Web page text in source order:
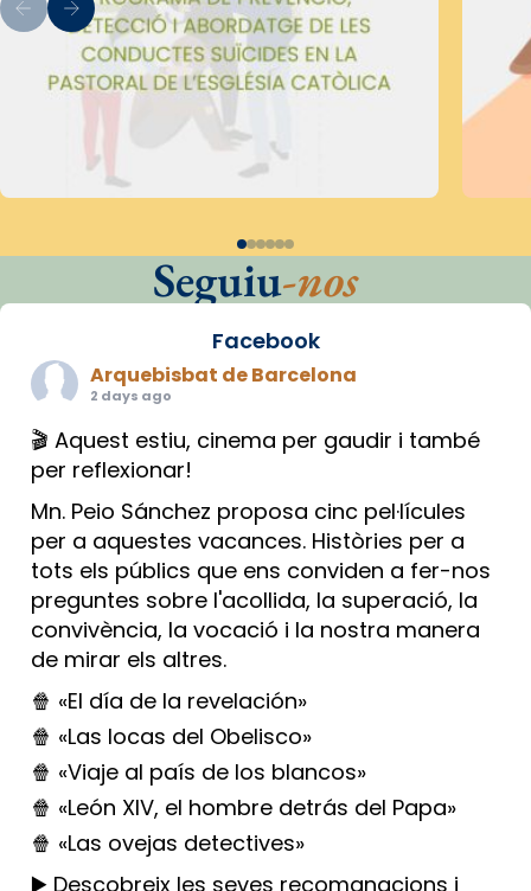
Seguiu-nos
Facebook
Arquebisbat de Barcelona
2 days ago
🎬 Aquest estiu, cinema per gaudir i també
per reflexionar!
Mn. Peio Sánchez proposa cinc pel·lícules
per a aquestes vacances. Històries per a
tots els públics que ens conviden a fer-nos
preguntes sobre l'acollida, la superació, la
convivència, la vocació i la nostra manera
de mirar els altres.
🍿 «El día de la revelación»
🍿 «Las locas del Obelisco»
🍿 «Viaje al país de los blancos»
🍿 «León XIV, el hombre detrás del Papa»
🍿 «Las ovejas detectives»
▶️ Descobreix les seves recomanacions i